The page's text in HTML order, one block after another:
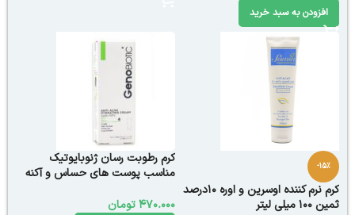
افزودن به سبد خرید
-15%
کرم نرم کننده اوسرین و اوره 10درصد
ثمین 100 میلی لیتر
کرم رطوبت رسان ژنوبایوتیک
مناسب پوست های حساس و آکنه
470.000تومان